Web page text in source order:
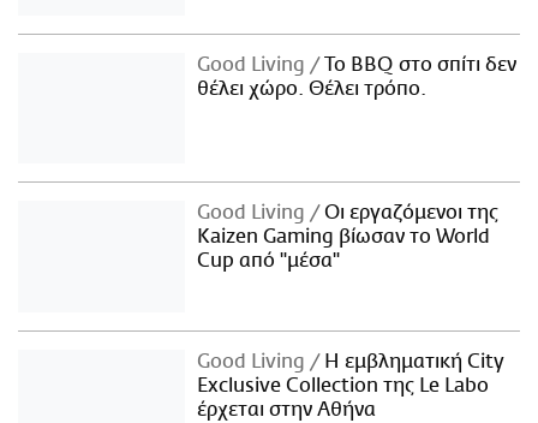
Good Living
Το BBQ στο σπίτι δεν
θέλει χώρο. Θέλει τρόπο.
Good Living
Οι εργαζόμενοι της
Kaizen Gaming βίωσαν το World
Cup από "μέσα"
Good Living
Η εμβληματική City
Exclusive Collection της Le Labo
έρχεται στην Αθήνα